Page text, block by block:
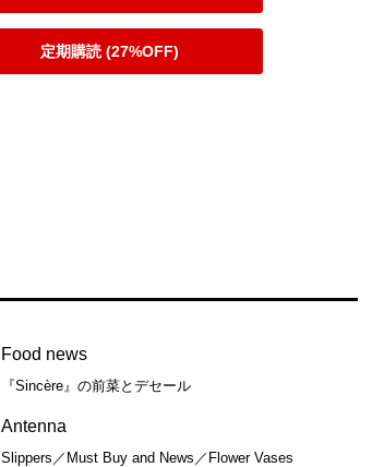
定期購読 (27%OFF)
Food news
『Sincère』の前菜とデセール
Antenna
Slippers／Must Buy and News／Flower Vases